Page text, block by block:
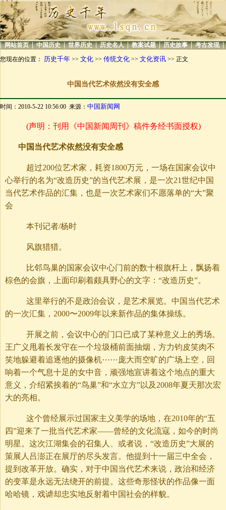
| 网站首页 | 中国历史 | 世界历史 | 历史名人 | 教案试题 | 历史故事 | 考古发现 |
您现在的位置： 历史千年 >> 文化 >> 传统文化 >> 文化资讯 >> 正文
中国当代艺术依然没有安全感
时间：2010-5-22 10:56:00 来源： 中国新闻网
(声明：刊用《中国新闻周刊》稿件务经书面授权)
中国当代艺术依然没有安全感
超过200位艺术家，耗资1800万元，一场在国家会议中
心举行的名为“改造历史”的当代艺术展，是一次21世纪中国
当代艺术作品的汇集，也是一次艺术家们不愿落单的“大”聚
会
本刊记者/杨时
风旗猎猎。
比邻鸟巢的国家会议中心门前的数十根旗杆上，飘扬着
棕色的会旗，上面印刷着颇具野心的文字：“改造历史”。
这里举行的不是政治会议，是艺术展览。中国当代艺术
的一次汇集，2000〜2009年以来新作品的集体操练。
开展之前，会议中心的门口已成了某种意义上的秀场。
王广义甩着长发守在一个垃圾桶前面抽烟，方力钧皮笑肉不
笑地躲避着追逐他的摄像机⋯⋯庞大而空旷的广场上空，回
响着一个气息十足的女中音，顽强地宣讲着这个地点的重大
意义，介绍紧挨着的“鸟巢”和“水立方”以及2008年夏天那次宏
大的亮相。
这个曾经展示过国家主义美学的场地，在2010年的“五
四”迎来了一批当代艺术家——曾经的文化流寇，如今的时尚
明星。这次江湖集会的召集人、或者说，“改造历史”大展的
策展人吕澎正在展厅的尽头发言。他提到十一届三中全会，
提到改革开放。确实，对于中国当代艺术来说，政治和经济
的变革是永远无法绕开的前提。这些奇形怪状的作品像一面
哈哈镜，戏谑却忠实地反射着中国社会的样貌。